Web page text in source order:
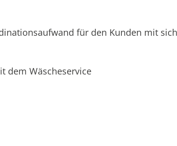
für den Kunden mit
dem Wäscheservice